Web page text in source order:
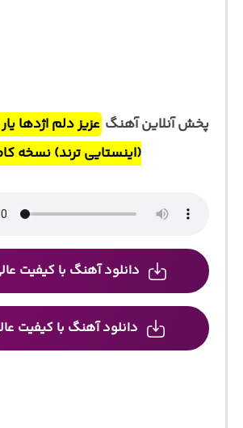
پخش آنلاین آهنگ عزیز دلم اژدها
(اینستایی ترند) نسخه
دانلود آهنگ با کیفیت عالی
دانلود آهنگ با کیفیت عالی